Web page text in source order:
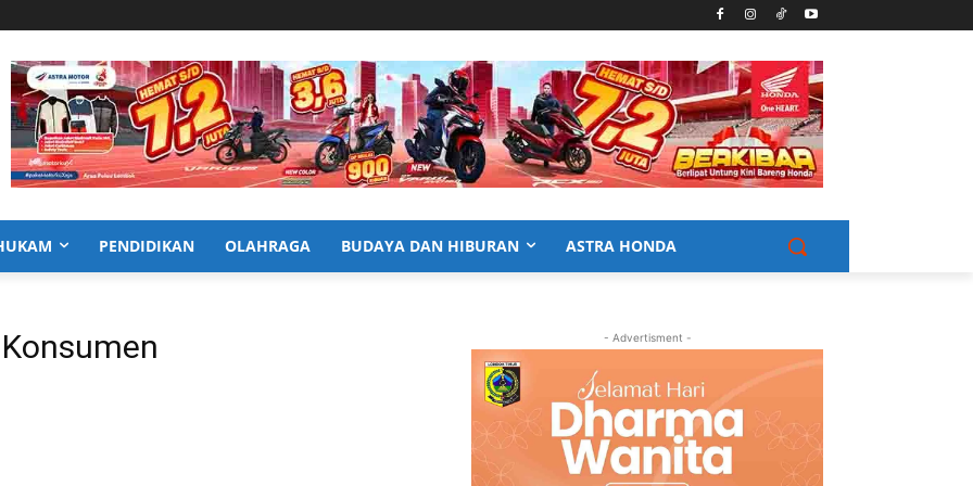
PENDIDIKAN OLAHRAGA BUDAYA DAN HIBURAN ASTRA HONDA
- Advertisment -